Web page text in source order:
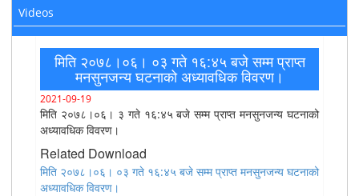
Videos
मिति २०७८।०६। ०३ गते १६:४५ बजे सम्म प्राप्त
मनसुनजन्य घटनाको अध्यावधिक विवरण।
2021-09-19
मिति २०७८।०६। ३ गते १६:४५ बजे सम्म प्राप्त मनसुनजन्य घटनाको
अध्यावधिक विवरण।
Related Download
मिति २०७८।०६। ०३ गते १६:४५ बजे सम्म प्राप्त मनसुनजन्य घटनाको
अध्यावधिक विवरण।